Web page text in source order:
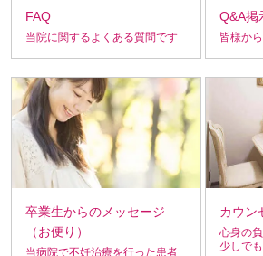
FAQ
当院に関するよくある質問です
Q&A掲
皆様か
卒業生からのメッセージ
（お便り）
当病院で不妊治療を行った患者
カウン
心身の
少しで